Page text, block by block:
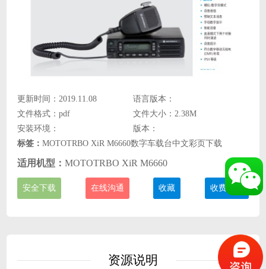
更新时间：2019.11.08
语言版本：
文件格式：pdf
文件大小：2.38M
安装环境：
版本：
标签：MOTOTRBO XiR M6660数字车载台中文彩页下载
适用机型：MOTOTRBO XiR M6660
安全下载 在线沟通 收藏 收费说明
资源说明